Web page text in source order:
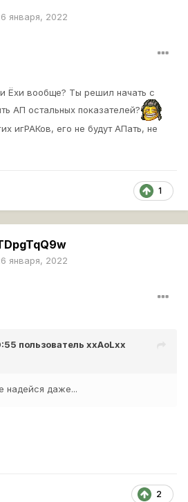
января, 2022
Ёхи вообще? Ты решил начать с
АП остальных показателей?
игРАКов, его не будут АПать, не
1
января, 2022
пользователь xxAoLxx
надейся даже...
2